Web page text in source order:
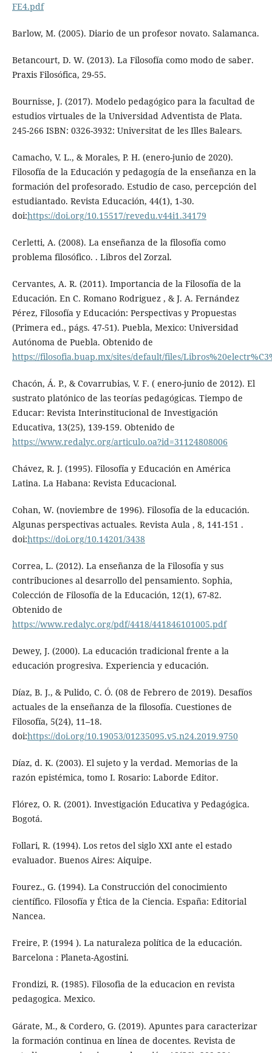
FE4.pdf
Barlow, M. (2005). Diario de un profesor novato. Salamanca.
Betancourt, D. W. (2013). La Filosofía como modo de saber.
Praxis Filosófica, 29-55.
Bournisse, J. (2017). Modelo pedagógico para la facultad de
estudios virtuales de la Universidad Adventista de Plata.
245-266 ISBN: 0326-3932: Universitat de les Illes Balears.
Camacho, V. L., & Morales, P. H. (enero-junio de 2020).
Filosofía de la Educación y pedagogía de la enseñanza en la
formación del profesorado. Estudio de caso, percepción del
estudiantado. Revista Educación, 44(1), 1-30.
doi:https://doi.org/10.15517/revedu.v44i1.34179
Cerletti, A. (2008). La enseñanza de la filosofía como
problema filosófico. . Libros del Zorzal.
Cervantes, A. R. (2011). Importancia de la Filosofía de la
Educación. En C. Romano Rodriguez , & J. A. Fernández
Pérez, Filosofía y Educación: Perspectivas y Propuestas
(Primera ed., págs. 47-51). Puebla, Mexico: Universidad
Autónoma de Puebla. Obtenido de
https://filosofia.buap.mx/sites/default/files/
Chacón, Á. P., & Covarrubias, V. F. ( enero-junio de 2012). El
sustrato platónico de las teorías pedagógicas. Tiempo de
Educar: Revista Interinstitucional de Investigación
Educativa, 13(25), 139-159. Obtenido de
https://www.redalyc.org/articulo.oa?id=31124808006
Chávez, R. J. (1995). Filosofía y Educación en América
Latina. La Habana: Revista Educacional.
Cohan, W. (noviembre de 1996). Filosofía de la educación.
Algunas perspectivas actuales. Revista Aula , 8, 141-151 .
doi:https://doi.org/10.14201/3438
Correa, L. (2012). La enseñanza de la Filosofía y sus
contribuciones al desarrollo del pensamiento. Sophia,
Colección de Filosofía de la Educación, 12(1), 67-82.
Obtenido de
https://www.redalyc.org/pdf/4418/441846101005.pdf
Dewey, J. (2000). La educación tradicional frente a la
educación progresiva. Experiencia y educación.
Díaz, B. J., & Pulido, C. Ó. (08 de Febrero de 2019). Desafíos
actuales de la enseñanza de la filosofía. Cuestiones de
Filosofía, 5(24), 11–18.
doi:https://doi.org/10.19053/01235095.v5.n24.2019.9750
Díaz, d. K. (2003). El sujeto y la verdad. Memorias de la
razón epistémica, tomo I. Rosario: Laborde Editor.
Flórez, O. R. (2001). Investigación Educativa y Pedagógica.
Bogotá.
Follari, R. (1994). Los retos del siglo XXI ante el estado
evaluador. Buenos Aires: Aiquipe.
Fourez., G. (1994). La Construcción del conocimiento
científico. Filosofía y Ética de la Ciencia. España: Editorial
Nancea.
Freire, P. (1994 ). La naturaleza política de la educación.
Barcelona : Planeta-Agostini.
Frondizi, R. (1985). Filosofia de la educacion en revista
pedagogica. Mexico.
Gárate, M., & Cordero, G. (2019). Apuntes para caracterizar
la formación continua en línea de docentes. Revista de